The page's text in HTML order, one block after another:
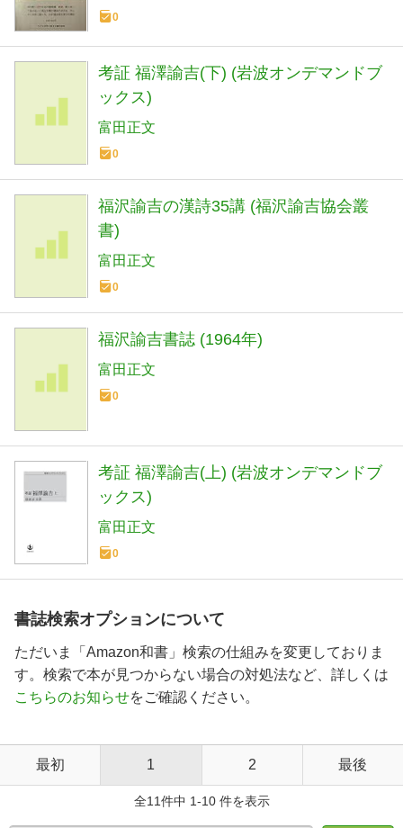
0
考証 福澤諭吉(下) (岩波オンデマンドブ
ックス)
富田正文
0
福沢諭吉の漢詩35講 (福沢諭吉協会叢
書)
富田正文
0
福沢諭吉書誌 (1964年)
富田正文
0
考証 福澤諭吉(上) (岩波オンデマンドブ
ックス)
富田正文
0
書誌検索オプションについて
ただいま「Amazon和書」検索の仕組みを変更しておりま
す。検索で本が見つからない場合の対処法など、詳しくは
こちらのお知らせをご確認ください。
最初 1 2 最後
全11件中 1-10 件を表示